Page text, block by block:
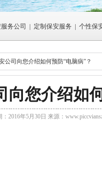
务公司 | 定制保安服务 | 个性保
公司向您介绍如何预防“电脑病”？
向您介绍如
：2016年5月30日 来源：